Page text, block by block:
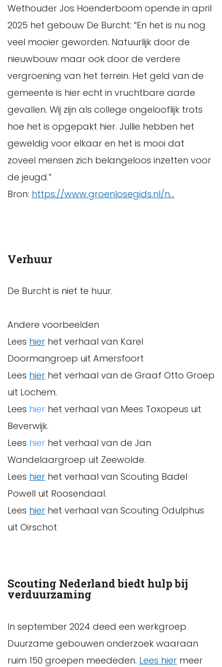
Wethouder Jos Hoenderboom opende in april
2025 het gebouw De Burcht: “En het is nu nog
veel mooier geworden. Natuurlijk door de
nieuwbouw maar ook door de verdere
vergroening van het terrein. Het geld van de
gemeente is hier echt in vruchtbare aarde
gevallen. Wij zijn als college ongelooflijk trots
hoe het is opgepakt hier. Jullie hebben het
geweldig voor elkaar en het is mooi dat
zoveel mensen zich belangeloos inzetten voor
de jeugd.”
Bron: https://www.groenlosegids.nl/n...
Verhuur
De Burcht is niet te huur.
Andere voorbeelden
Lees hier het verhaal van Karel
Doormangroep uit Amersfoort
Lees hier het verhaal van de Graaf Otto Groep
uit Lochem.
Lees hier het verhaal van Mees Toxopeus uit
Beverwijk.
Lees hier het verhaal van de Jan
Wandelaargroep uit Zeewolde.
Lees hier het verhaal van Scouting Badel
Powell uit Roosendaal.
Lees hier het verhaal van Scouting Odulphus
uit Oirschot
Scouting Nederland biedt hulp bij
verduurzaming
In september 2024 deed een werkgroep
Duurzame gebouwen onderzoek waaraan
ruim 150 groepen meededen. Lees hier meer